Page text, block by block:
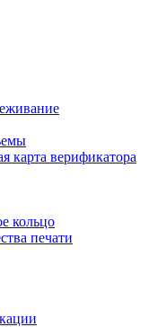
карта верификатора
кольцо
печати